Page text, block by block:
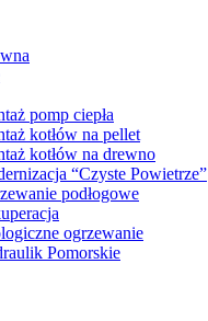
pomp ciepła
kotłów na pellet
kotłów na drewno
“Czyste Powietrze”
podłogowe
ogrzewanie
Pomorskie